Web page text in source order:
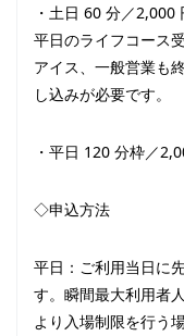
・土日 60 分／2,000
平日のライフコース
アイス、一般営業も
し込みが必要です。
・平日 120 分枠／
◇申込方法
平日：ご利用当日に
す。瞬間最大利用者
より入場制限を行う